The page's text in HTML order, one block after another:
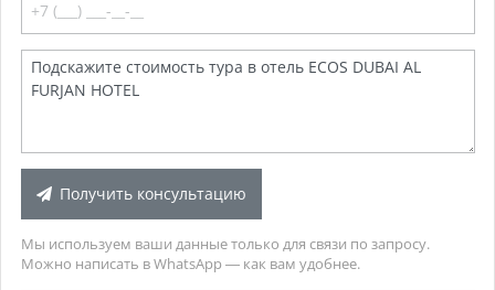
Получить консультацию
Мы используем ваши данные только для связи по запросу.
Можно написать в WhatsApp — как вам удобнее.